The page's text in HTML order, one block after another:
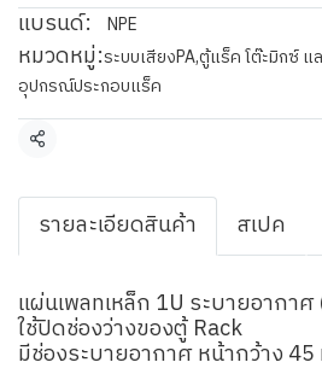
แบรนด์:
NPE
หมวดหมู่:ระบบเสียงPA,ตู้แร็ค โต๊ะมิกซ์
อุปกรณ์ประกอบแร็ค
แชร์
รายละเอียดสินค้า สเปค
แผ่นเพลทเหล็ก 1U ระบายอากาศ
ใช้ปิดช่องว่างของตู้ Rack
มีช่องระบายอากาศ หน้ากว้าง